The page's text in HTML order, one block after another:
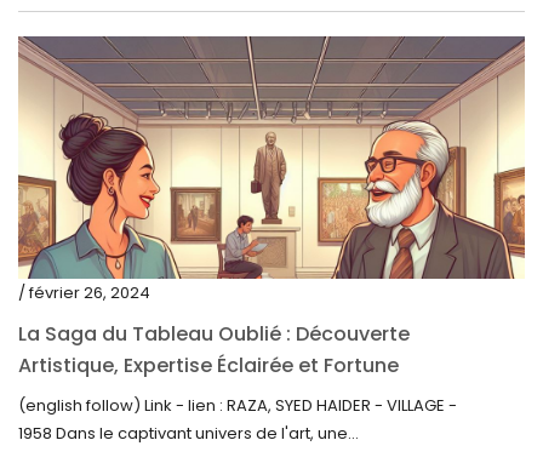
septembre 2021
août 2021
juillet 2021
juin 2021
mai 2021
avril 2021
mars 2021
janvier 2021
décembre 2020
novembre 2020
/ février 26, 2024
La Saga du Tableau Oublié : Découverte
Artistique, Expertise Éclairée et Fortune
Inattendue
(english follow) Link - lien : RAZA, SYED HAIDER - VILLAGE -
1958 Dans le captivant univers de l'art, une...